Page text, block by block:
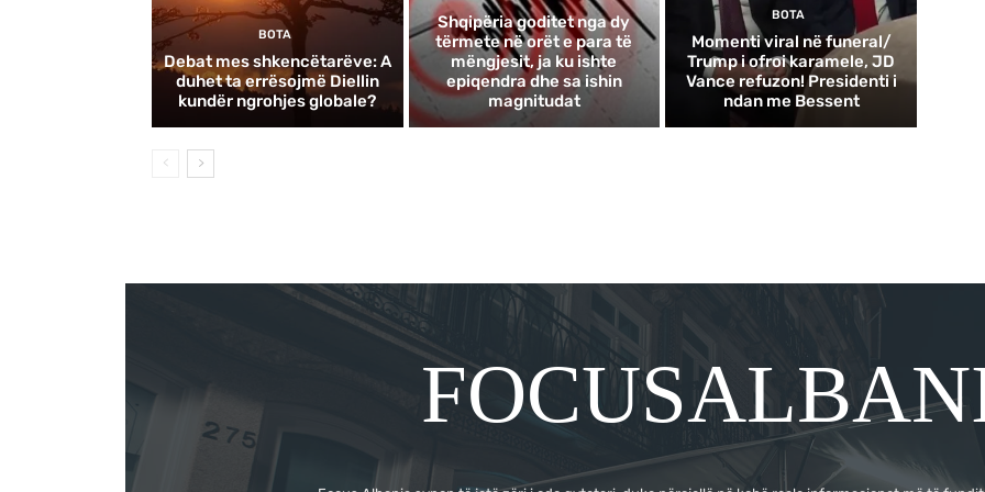
BOTA
Debat mes shkencëtarëve: A
duhet ta errësojmë Diellin
kundër ngrohjes globale?
Shqipëria goditet nga dy
tërmete në orët e para të
mëngjesit, ja ku ishte
epiqendra dhe sa ishin
magnitudat
BOTA
Momenti viral në funeral/
Trump i ofroi karamele, JD
Vance refuzon! Presidenti i
ndan me Bessent